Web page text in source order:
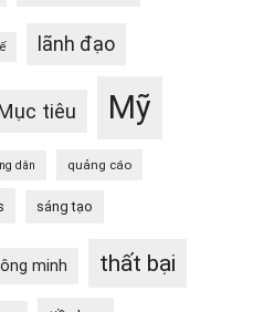
lãnh đạo
tiêu Mỹ
dân quảng cáo
sáng tạo
minh thất bại